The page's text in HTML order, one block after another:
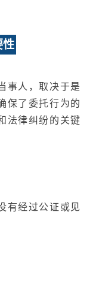
性
事人，取决于是
保了委托行为的
法律纠纷的关键
有经过公证或见